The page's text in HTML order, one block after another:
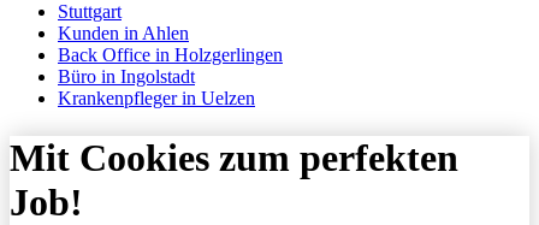
Stuttgart
Kunden in Ahlen
Back Office in Holzgerlingen
Büro in Ingolstadt
Krankenpfleger in Uelzen
Mit Cookies zum perfekten
Job!